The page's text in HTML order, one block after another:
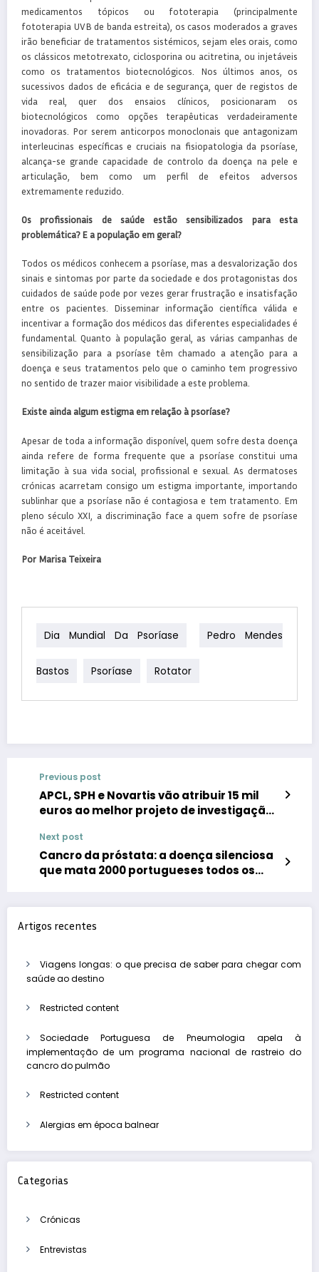
medicamentos tópicos ou fototerapia (principalmente
fototerapia UVB de banda estreita), os casos moderados a graves
irão beneficiar de tratamentos sistémicos, sejam eles orais, como
os clássicos metotrexato, ciclosporina ou acitretina, ou injetáveis
como os tratamentos biotecnológicos. Nos últimos anos, os
sucessivos dados de eficácia e de segurança, quer de registos de
vida real, quer dos ensaios clínicos, posicionaram os
biotecnológicos como opções terapêuticas verdadeiramente
inovadoras. Por serem anticorpos monoclonais que antagonizam
interleucinas específicas e cruciais na fisiopatologia da psoríase,
alcança-se grande capacidade de controlo da doença na pele e
articulação, bem como um perfil de efeitos adversos
extremamente reduzido.
Os profissionais de saúde estão sensibilizados para esta
problemática? E a população em geral?
Todos os médicos conhecem a psoríase, mas a desvalorização dos
sinais e sintomas por parte da sociedade e dos protagonistas dos
cuidados de saúde pode por vezes gerar frustração e insatisfação
entre os pacientes. Disseminar informação científica válida e
incentivar a formação dos médicos das diferentes especialidades é
fundamental. Quanto à população geral, as várias campanhas de
sensibilização para a psoríase têm chamado a atenção para a
doença e seus tratamentos pelo que o caminho tem progressivo
no sentido de trazer maior visibilidade a este problema.
Existe ainda algum estigma em relação à psoríase?
Apesar de toda a informação disponível, quem sofre desta doença
ainda refere de forma frequente que a psoríase constitui uma
limitação à sua vida social, profissional e sexual. As dermatoses
crónicas acarretam consigo um estigma importante, importando
sublinhar que a psoríase não é contagiosa e tem tratamento. Em
pleno século XXI, a discriminação face a quem sofre de psoríase
não é aceitável.
Por Marisa Teixeira
Dia Mundial Da Psoríase Pedro Mendes
Bastos Psoríase Rotator
Previous post
APCL, SPH e Novartis vão atribuir 15 mil
euros ao melhor projeto de investigação
Next post
Cancro da próstata: a doença silenciosa
que mata 2000 portugueses todos os
Artigos recentes
Viagens longas: o que precisa de saber para chegar com
saúde ao destino
Restricted content
Sociedade Portuguesa de Pneumologia apela à
implementação de um programa nacional de rastreio do
cancro do pulmão
Restricted content
Alergias em época balnear
Categorias
Crónicas
Entrevistas